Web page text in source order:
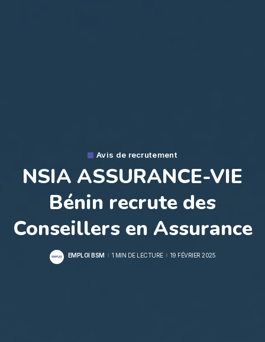
Avis de recrutement
NSIA ASSURANCE-VIE
Bénin recrute des
Conseillers en Assurance
POSTED
EMPLOI BSM 1 MIN DE LECTURE 19 FÉVRIER 2025